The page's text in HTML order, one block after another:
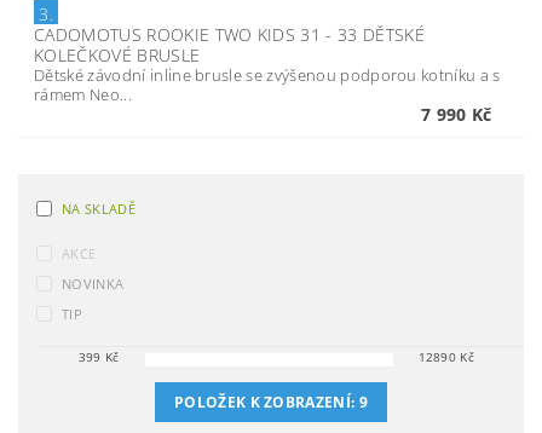
3.
CADOMOTUS ROOKIE TWO KIDS 31 - 33 DĚTSKÉ
KOLEČKOVÉ BRUSLE
Dětské závodní inline brusle se zvýšenou podporou kotníku a s
rámem Neo...
7 990 Kč
NA SKLADĚ
AKCE
NOVINKA
TIP
399 Kč 12890 Kč
POLOŽEK K ZOBRAZENÍ: 9